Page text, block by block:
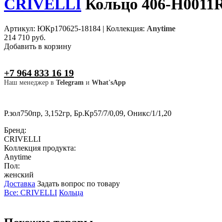
CRIVELLI Кольцо 406-
Артикул: ЮКр170625-18184 | Коллекция: Anytime
214 710 руб.
Добавить в корзину
+7 964 833 16 19
Наш менеджер в Telegram и What'sApp
Р.зол750пр, 3,152гр, Бр.Кр57/7/0,09, Оникс/1/1,20
Бренд:
CRIVELLI
Коллекция продукта:
Anytime
Пол:
женский
Доставка Задать вопрос по товару
Все: CRIVELLI Кольца